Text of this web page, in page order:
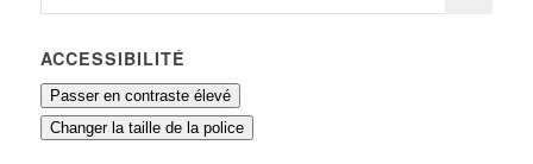
ACCESSIBILITÉ
Passer en contraste élevé
Changer la taille de la police